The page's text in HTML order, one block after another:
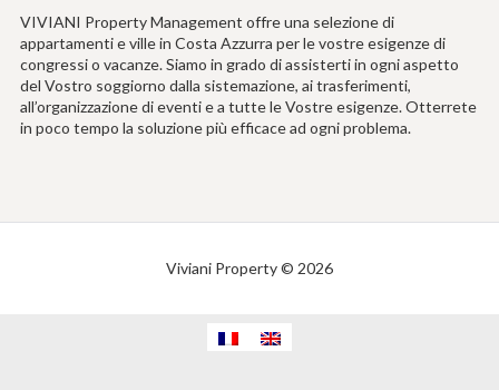
VIVIANI Property Management offre una selezione di
appartamenti e ville in Costa Azzurra per le vostre esigenze di
congressi o vacanze. Siamo in grado di assisterti in ogni aspetto
del Vostro soggiorno dalla sistemazione, ai trasferimenti,
all’organizzazione di eventi e a tutte le Vostre esigenze. Otterrete
in poco tempo la soluzione più efficace ad ogni problema.
Viviani Property © 2026